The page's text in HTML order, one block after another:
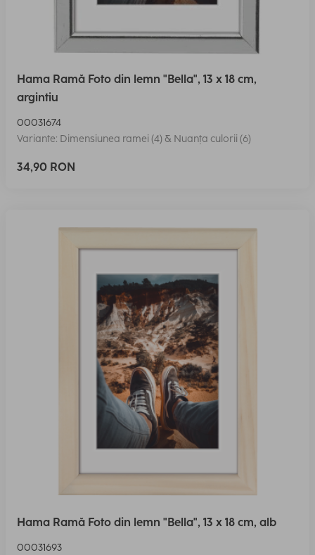
Hama Ramă Foto din lemn "Bella", 13 x 18 cm,
argintiu
00031674
Variante: Dimensiunea ramei (4) & Nuanța culorii (6)
34,90 RON
Hama Ramă Foto din lemn "Bella", 13 x 18 cm, alb
00031693